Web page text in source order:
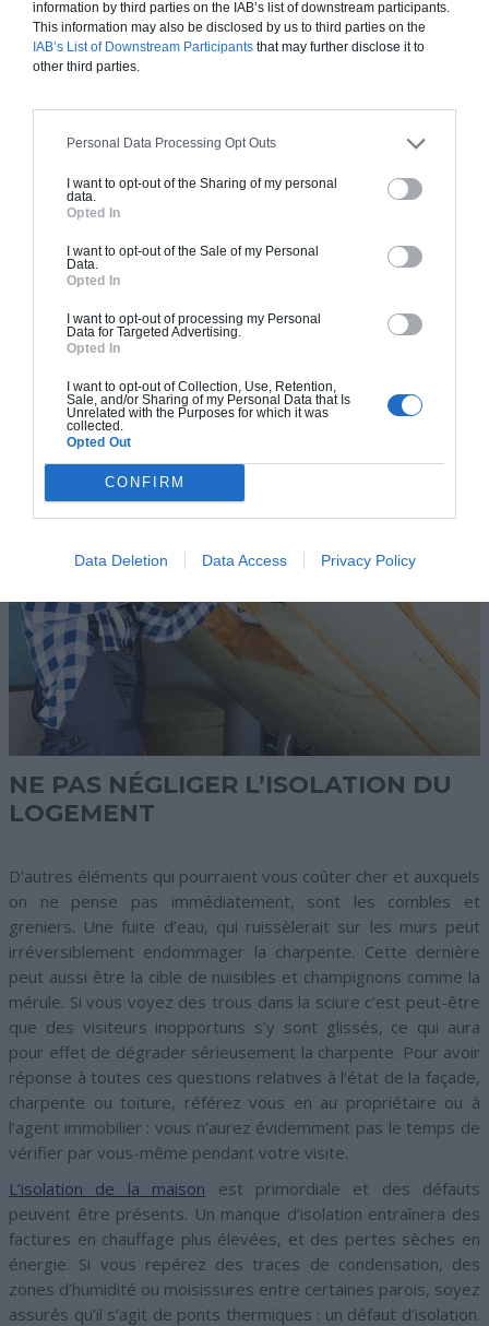
information by third parties on the IAB’s list of downstream participants.
This information may also be disclosed by us to third parties on the
IAB’s List of Downstream Participants that may further disclose it to
other third parties.
Personal Data Processing Opt Outs
I want to opt-out of the Sharing of my personal
data.
Opted In
I want to opt-out of the Sale of my Personal
Data.
Opted In
I want to opt-out of processing my Personal
Data for Targeted Advertising.
Opted In
I want to opt-out of Collection, Use, Retention,
Sale, and/or Sharing of my Personal Data that Is
Unrelated with the Purposes for which it was
collected.
Opted Out
CONFIRM
Data Deletion Data Access Privacy Policy
bon fonctionnement et de leur propreté pour vous préserver
d’un effondrement intérieur. Si vous envisagez l’achat d’une
maison, n’hésitez pas à faire un tour d’inspection sérieux de
la jointure entre les deux parties du toit, assure l’étanchéité et
la solidité de la bâtisse. Si vous faites une inspection, cherchez
les éventuelles traces de porosité, d’humidité ou de fuites, et
testez la bonne fixation des tuiles et jointures. Tant que vous
y êtes, jetez un coup d’œil aux gouttières : elles ne doivent
pas fuir.
Estimez votre projet
NE PAS NÉGLIGER L’ISOLATION DU
LOGEMENT
D’autres éléments qui pourraient vous coûter cher et auxquels
on ne pense pas immédiatement, sont les combles et
greniers. Une fuite d’eau, qui ruissèlerait sur les murs peut
irréversiblement endommager la charpente. Cette dernière
peut aussi être la cible de nuisibles et champignons comme la
mérule. Si vous voyez des trous dans la sciure c’est peut-être
que des visiteurs inopportuns s’y sont glissés, ce qui aura
pour effet de dégrader sérieusement la charpente. Pour avoir
réponse à toutes ces questions relatives à l’état de la façade,
charpente ou toiture, référez vous en au propriétaire ou à
l’agent immobilier : vous n’aurez évidemment pas le temps de
vérifier par vous-même pendant votre visite.
L’isolation de la maison est primordiale et des défauts
peuvent être présents. Un manque d’isolation entraînera des
factures en chauffage plus élevées, et des pertes sèches en
énergie. Si vous repérez des traces de condensation, des
zones d’humidité ou moisissures entre certaines parois, soyez
assurés qu’il s’agit de ponts thermiques : un défaut d’isolation.